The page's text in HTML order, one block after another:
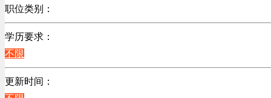
职位类别：
不限
机械制造/仪器仪表类
计算机硬件类
销售管理类
计算机软件类
学历要求：
不限
更新时间：